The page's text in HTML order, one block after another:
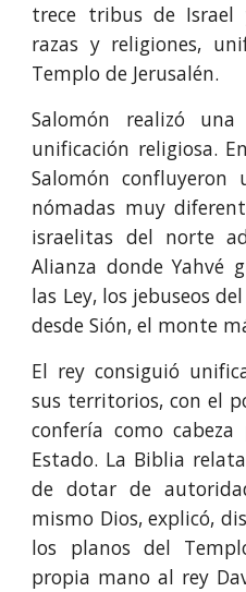
trece tribus de Israel
razas y religiones,
Templo de Jerusalén.
Salomón realizó
unificación religiosa.
Salomón
nómadas muy
israelitas del norte
Alianza donde Yahvé
las Ley, los jebuseos
desde Sión, el monte
El rey consiguió
sus territorios, con el
confería como
Estado. La Biblia
de dotar de
mismo Dios, explicó,
los planos del
propia mano al rey